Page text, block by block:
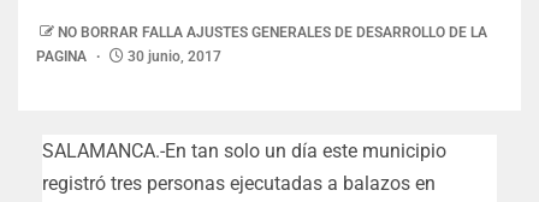
NO BORRAR FALLA AJUSTES GENERALES DE DESARROLLO DE LA
PAGINA
30 junio, 2017
SALAMANCA.-En tan solo un día este municipio
registró tres personas ejecutadas a balazos en